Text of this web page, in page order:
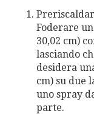
Foderare
30,02 cm)
lasciando
desidera
cm) su due
uno spray
parte.